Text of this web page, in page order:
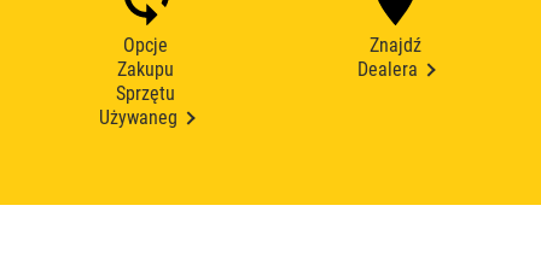
Opcje
Zakupu
Sprzętu
Używaneg
Znajdź
Dealera